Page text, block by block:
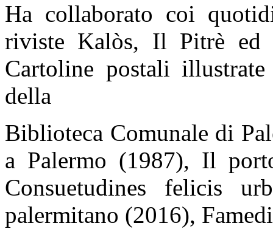
Ha collaborato coi
riviste Kalòs, Il Pitrè ed
Cartoline postali
della
Biblioteca Comunale di
a Palermo (1987), Il
Consuetudines felicis
palermitano (2016),